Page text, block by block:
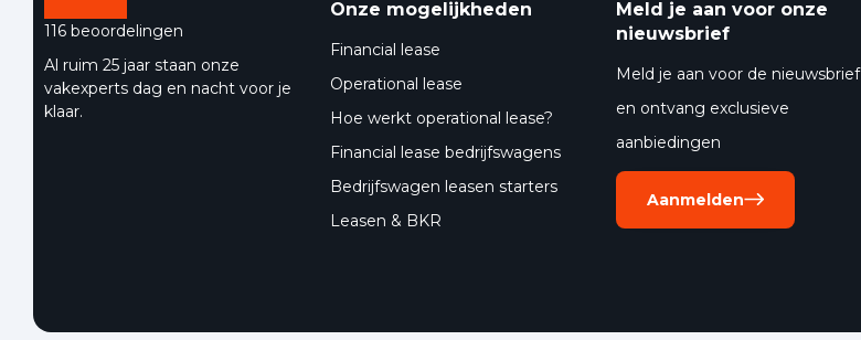
116 beoordelingen
Al ruim 25 jaar staan onze
vakexperts dag en nacht voor je
klaar.
Onze mogelijkheden
Financial lease
Operational lease
Hoe werkt operational lease?
Financial lease bedrijfswagens
Bedrijfswagen leasen starters
Leasen & BKR
Meld je aan voor onze
nieuwsbrief
Meld je aan voor de nieuwsbrief
en ontvang exclusieve
aanbiedingen
Aanmelden